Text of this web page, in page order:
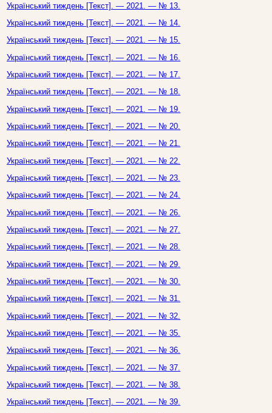
Український тиждень [Текст]. — 2021. — № 13.
Український тиждень [Текст]. — 2021. — № 14.
Український тиждень [Текст]. — 2021. — № 15.
Український тиждень [Текст]. — 2021. — № 16.
Український тиждень [Текст]. — 2021. — № 17.
Український тиждень [Текст]. — 2021. — № 18.
Український тиждень [Текст]. — 2021. — № 19.
Український тиждень [Текст]. — 2021. — № 20.
Український тиждень [Текст]. — 2021. — № 21.
Український тиждень [Текст]. — 2021. — № 22.
Український тиждень [Текст]. — 2021. — № 23.
Український тиждень [Текст]. — 2021. — № 24.
Український тиждень [Текст]. — 2021. — № 26.
Український тиждень [Текст]. — 2021. — № 27.
Український тиждень [Текст]. — 2021. — № 28.
Український тиждень [Текст]. — 2021. — № 29.
Український тиждень [Текст]. — 2021. — № 30.
Український тиждень [Текст]. — 2021. — № 31.
Український тиждень [Текст]. — 2021. — № 32.
Український тиждень [Текст]. — 2021. — № 35.
Український тиждень [Текст]. — 2021. — № 36.
Український тиждень [Текст]. — 2021. — № 37.
Український тиждень [Текст]. — 2021. — № 38.
Український тиждень [Текст]. — 2021. — № 39.